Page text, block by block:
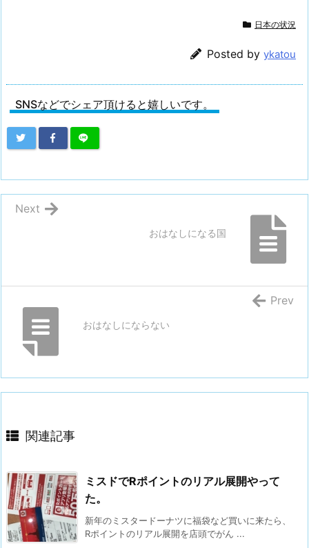
日本の状況
Posted by ykatou
SNSなどでシェア頂けると嬉しいです。
おはなしになる国
Next
おはなしにならない
Prev
関連記事
ミスドでRポイントのリアル展開やって
た。
新年のミスタードーナツに福袋など買いに来たら、
Rポイントのリアル展開を店頭でがん ...